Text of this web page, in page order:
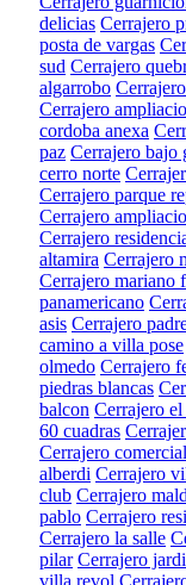
delicias Cerrajero
posta de vargas
sud Cerrajero
algarrobo
Cerrajero
cordoba anexa
paz Cerrajero bajo
cerro norte
Cerrajero parque
Cerrajero
Cerrajero
altamira Cerrajero
Cerrajero mariano
panamericano
asis Cerrajero
camino a villa pose
olmedo Cerrajero
piedras blancas
balcon Cerrajero
60 cuadras
Cerrajero comercial
alberdi Cerrajero
club Cerrajero
pablo Cerrajero
Cerrajero la salle
pilar Cerrajero